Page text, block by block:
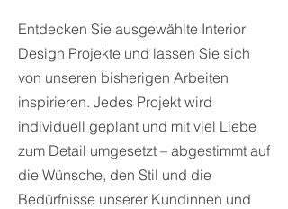
Entdecken Sie ausgewählte Interior
Design Projekte und lassen Sie sich
von unseren bisherigen Arbeiten
inspirieren. Jedes Projekt wird
individuell geplant und mit viel Liebe
zum Detail umgesetzt – abgestimmt auf
die Wünsche, den Stil und die
Bedürfnisse unserer Kundinnen und